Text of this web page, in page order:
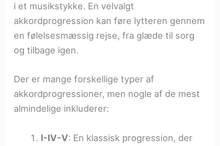
i et musikstykke. En velvalgt
akkordprogression kan føre lytteren gennem
en følelsesmæssig rejse, fra glæde til sorg
og tilbage igen.
Der er mange forskellige typer af
akkordprogressioner, men nogle af de mest
almindelige inkluderer:
I-IV-V: En klassisk progression, der